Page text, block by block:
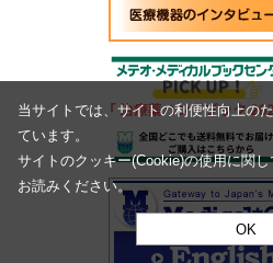
当サイトでは、サイトの利便性向上の
ています。
サイトのクッキー(Cookie)の使用に関
お読みください。
OK